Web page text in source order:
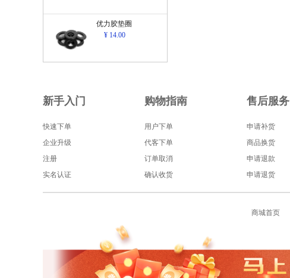
优力胶垫圈
¥ 14.00
新手入门
快速下单
企业升级
注册
实名认证
购物指南
用户下单
代客下单
订单取消
确认收货
售后服务
申请补货
商品换货
申请退款
申请退货
商城首页